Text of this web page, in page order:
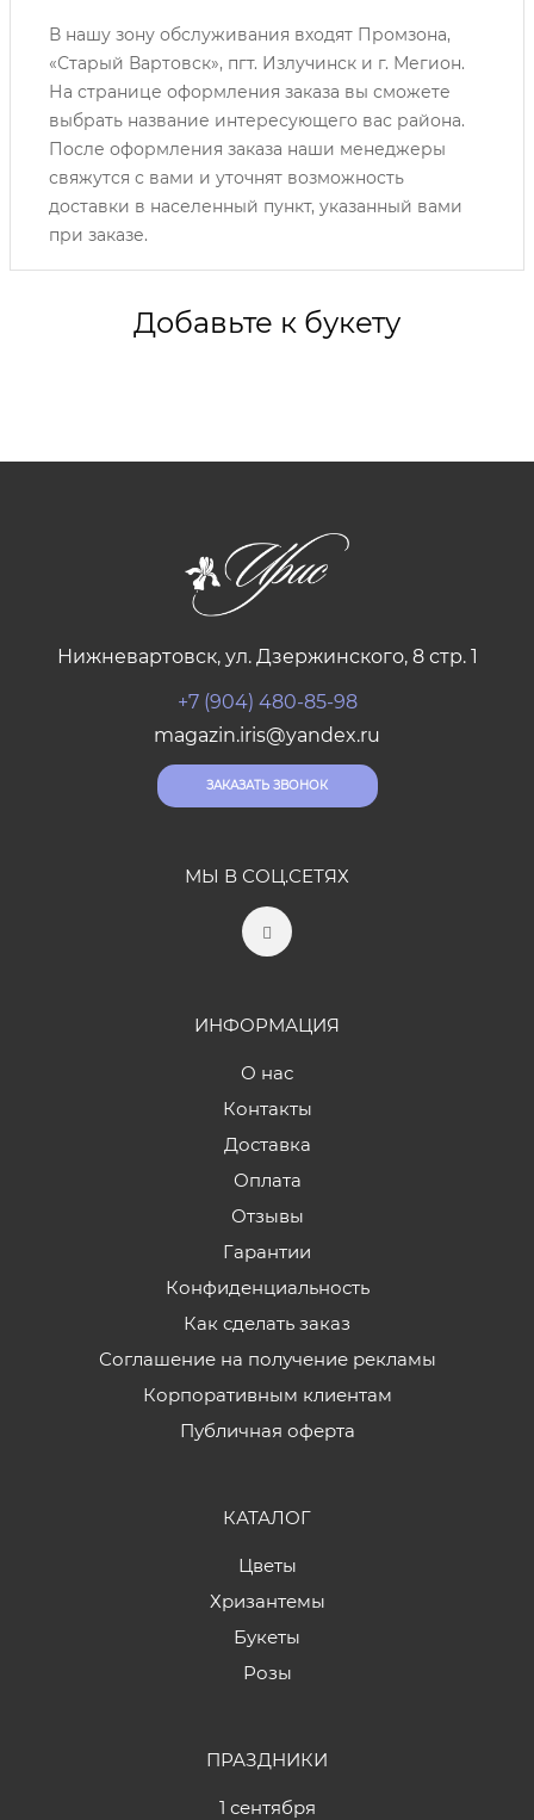
В нашу зону обслуживания входят Промзона,
«Старый Вартовск», пгт. Излучинск и г. Мегион.
На странице оформления заказа вы сможете
выбрать название интересующего вас района.
После оформления заказа наши менеджеры
свяжутся с вами и уточнят возможность
доставки в населенный пункт, указанный вами
при заказе.
Добавьте к букету
Нижневартовск, ул. Дзержинского, 8 стр. 1
+7 (904) 480-85-98
magazin.iris@yandex.ru
ЗАКАЗАТЬ ЗВОНОК
МЫ В СОЦ.СЕТЯХ
ИНФОРМАЦИЯ
О нас
Контакты
Доставка
Оплата
Отзывы
Гарантии
Конфиденциальность
Как сделать заказ
Соглашение на получение рекламы
Корпоративным клиентам
Публичная оферта
КАТАЛОГ
Цветы
Хризантемы
Букеты
Розы
ПРАЗДНИКИ
1 сентября